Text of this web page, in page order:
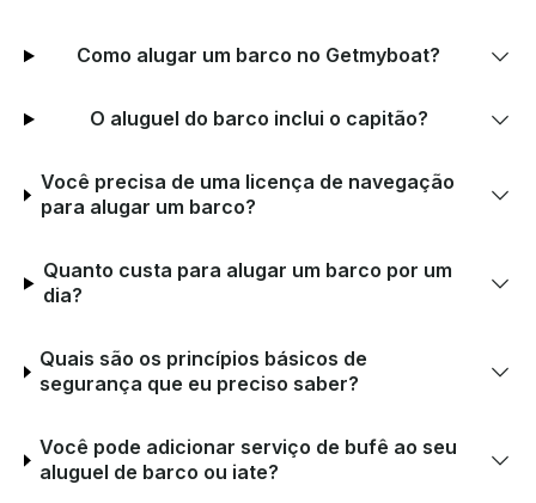
Como alugar um barco no Getmyboat?
O aluguel do barco inclui o capitão?
Você precisa de uma licença de navegação
para alugar um barco?
Quanto custa para alugar um barco por um
dia?
Quais são os princípios básicos de
segurança que eu preciso saber?
Você pode adicionar serviço de bufê ao seu
aluguel de barco ou iate?